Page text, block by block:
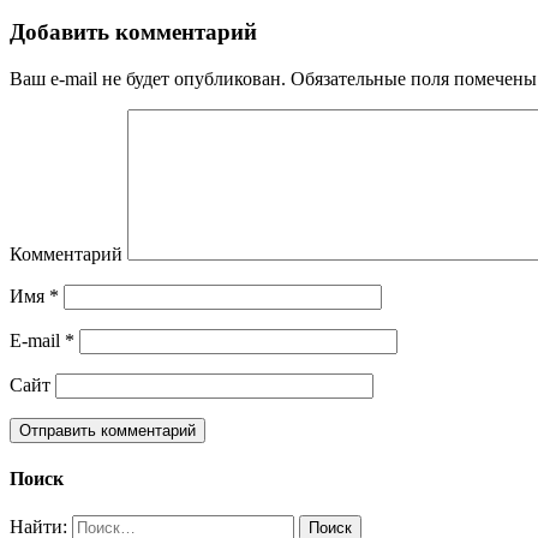
Добавить комментарий
Ваш e-mail не будет опубликован. Обязательные поля
Комментарий
Имя *
E-mail *
Сайт
Поиск
Найти: